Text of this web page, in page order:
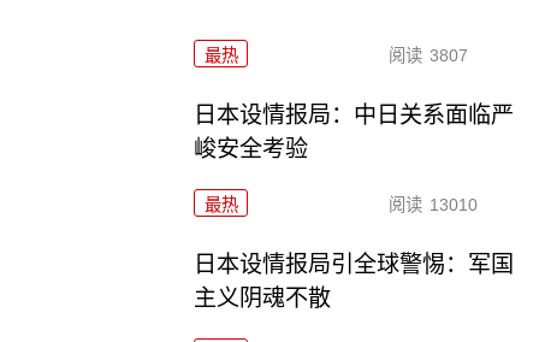
最热 阅读 3807
日本设情报局：中日关系面临严
峻安全考验
最热 阅读 13010
日本设情报局引全球警惕：军国
主义阴魂不散